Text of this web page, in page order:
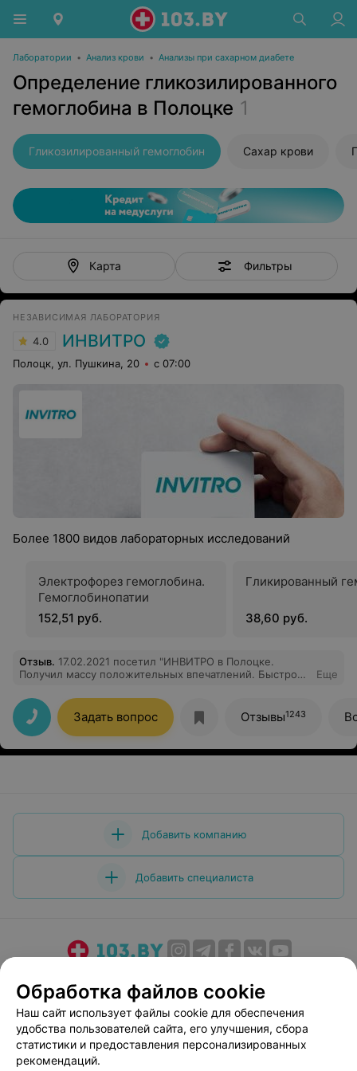
Лаборатории • Анализ крови • Анализы при сахарном диабете
Определение гликозилированного
гемоглобина в Полоцке 1
Гликозилированный гемоглобин Сахар крови
Карта Фильтры
НЕЗАВИСИМАЯ ЛАБОРАТОРИЯ
4.0 ИНВИТРО
Полоцк, ул. Пушкина, 20 с 07:00
Более 1800 видов лабораторных исследований
Электрофорез гемоглобина.
Гемоглобинопатии
152,51 руб.
Гликированный
38,60 руб.
Отзыв. 17.02.2021 посетил "ИНВИТРО в Полоцке.
Получил массу положительных впечатлений. Быстро
Оформление заказа и взятие материалов для анализа
прошло быстро и четко. Все на высшем уровне.
Остался очень доволен.
Еще
Задать вопрос Отзывы1243
Добавить компанию
Добавить специалиста
Медицинский маркетинг
Публичный договор
Пользовательское соглашение
Способы оплаты
Вакансии
Партнеры
Написать руководителю 103.by
Обработка файлов cookie
Наш сайт использует файлы cookie для обеспечения
удобства пользователей сайта, его улучшения, сбора
статистики и предоставления персонализированных
рекомендаций.